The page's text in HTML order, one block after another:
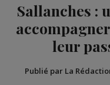
Sallanches :
leur
Publié par La